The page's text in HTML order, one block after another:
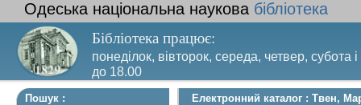
Одеська національна наукова бібліотека
Бібліотека працює:
понеділок, вівторок, середа, четвер, субота
до 18.00
Вихідний день – п’ятниця. Останній четвер
Пошук : Електронний каталог : Твен,